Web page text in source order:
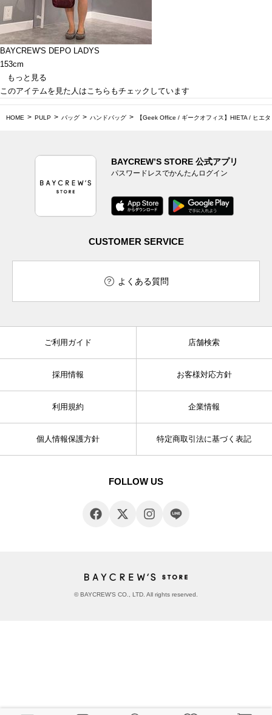
BAYCREW'S DEPO LADYS
153cm
もっと見る
このアイテムを見た人はこちらもチェックしています
HOME PULP バッグ ハンドバッグ 【Geek Office / ギークオフィス】HIETA / ヒエ
BAYCREW’S STORE 公式アプリ
パスワードレスでかんたんログイン
CUSTOMER SERVICE
よくある質問
ご利用ガイド 店舗検索
採用情報 お客様対応方針
利用規約 企業情報
個人情報保護方針 特定商取引法に基づく表記
FOLLOW US
© BAYCREW’S CO., LTD. All rights reserved.